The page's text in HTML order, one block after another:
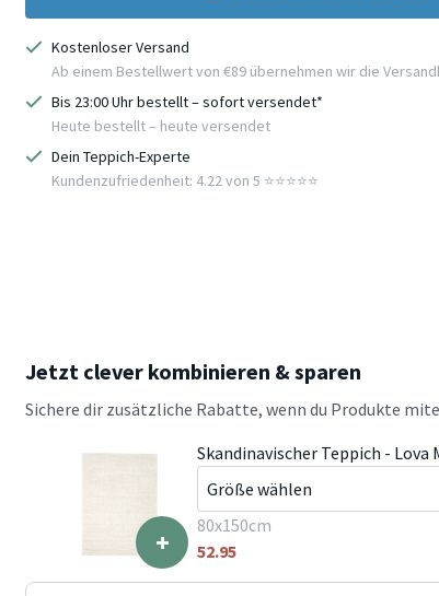
Kostenloser Versand
Ab einem Bestellwert von €89 übernehmen wir die
Bis 23:00 Uhr bestellt – sofort versendet*
Heute bestellt – heute versendet
Dein Teppich-Experte
Kundenzufriedenheit: 4.22 von 5 ⭐️⭐️⭐️⭐️⭐️
Jetzt clever kombinieren & sparen
Sichere dir zusätzliche Rabatte, wenn du Produkte
+
Skandinavischer Teppich - Lova
80x150cm
52.95